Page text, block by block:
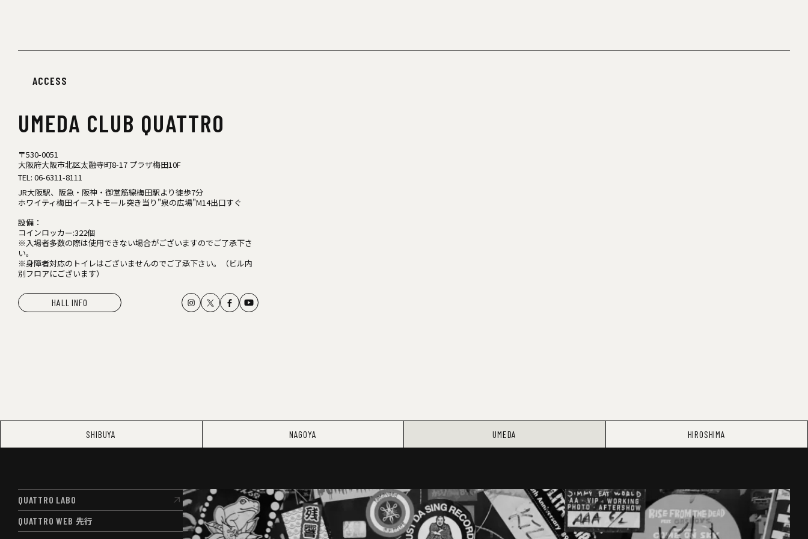
ACCESS
UMEDA CLUB QUATTRO
〒530-0051
大阪府大阪市北区太融寺町8-17 プラザ梅田10F
TEL: 06-6311-8111
JR大阪駅、阪急・阪神・御堂筋線梅田駅より徒歩7分
ホワイティ梅田イーストモール突き当り"泉の広場"M14出口すぐ
設備：
コインロッカー:322個
※入場者多数の際は使用できない場合がございますのでご了承下さ
い。
※身障者対応のトイレはございませんのでご了承下さい。（ビル内
別フロアにございます）
HALL INFO
SHIBUYA NAGOYA UMEDA HIROSHIMA
QUATTRO LABO
QUATTRO LABO
QUATTRO WEB 先行
QUATTRO WEB先行